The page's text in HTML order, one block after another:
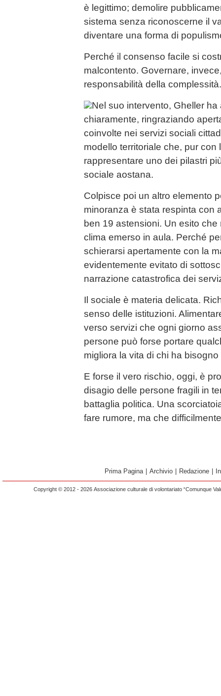
è legittimo; demolire
sistema senza riconoscerne il
diventare una forma di
Perché il consenso facile si
malcontento. Governare,
responsabilità della complessità.
Nel suo intervento, Gheller
chiaramente, ringraziando
coinvolte nei servizi sociali
modello territoriale che, pur
rappresentare uno dei pilastri
sociale aostana.
Colpisce poi un altro elemento
minoranza è stata respinta con
ben 19 astensioni. Un esito
clima emerso in aula. Perché
schierarsi apertamente con la
evidentemente evitato di
narrazione catastrofica dei
Il sociale è materia delicata.
senso delle istituzioni.
verso servizi che ogni giorno
persone può forse portare
migliora la vita di chi ha bisogno
E forse il vero rischio, oggi, è
disagio delle persone fragili in
battaglia politica. Una
fare rumore, ma che
Prima Pagina | Archivio | Redazione |
Copyright © 2012 - 2026 Associazione culturale di volontariato “Comunque